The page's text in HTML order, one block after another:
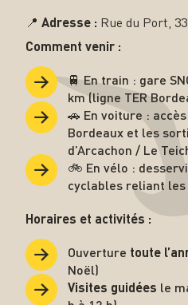
📍 Adresse : Rue du Port,
Comment venir :
🚆 En train : gare
km (ligne TER
🚗 En voiture :
Bordeaux et les
d’Arcachon / Le
🚲 En vélo :
cyclables reliant les
Horaires et activités :
Ouverture toute
Noël)
Visites guidées le